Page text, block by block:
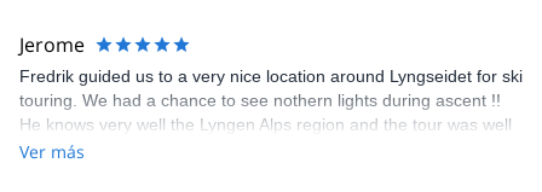
but most likely we would just have needed to ask more directly.
Definitely a thumbs up from us!
Jerome
Fredrik guided us to a very nice location around Lyngseidet for ski
touring. We had a chance to see nothern lights during ascent !!
He knows very well the Lyngen Alps region and the tour was well
fitted to our expectations and ski skills. We definitely recommand
Ver más